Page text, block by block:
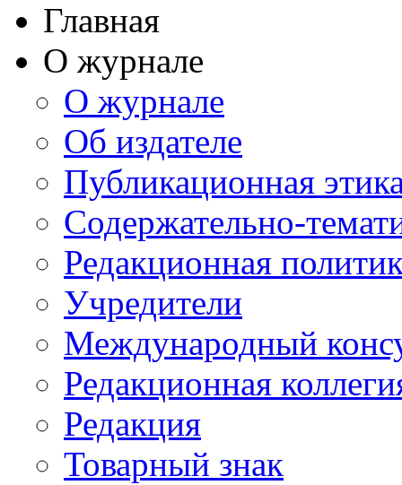
Главная
О журнале
О журнале
Об издателе
Публикационная
Содержательно-
Редакционная
Учредители
Международный
Редакционная
Редакция
Товарный знак